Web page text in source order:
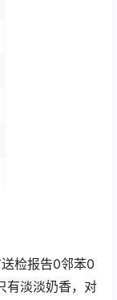
检报告0邻苯0
有淡淡奶香，对